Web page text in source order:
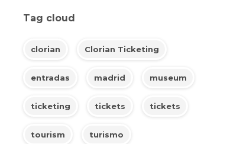
Tag cloud
clorian Clorian Ticketing
entradas madrid museum
ticketing tickets tickets
tourism turismo